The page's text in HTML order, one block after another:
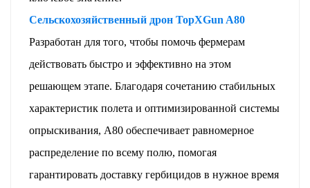
Сельскохозяйственный дрон TopXGun A80
Разработан для того, чтобы помочь фермерам
действовать быстро и эффективно на этом
решающем этапе. Благодаря сочетанию стабильных
характеристик полета и оптимизированной системы
опрыскивания, A80 обеспечивает равномерное
распределение по всему полю, помогая
гарантировать доставку гербицидов в нужное время